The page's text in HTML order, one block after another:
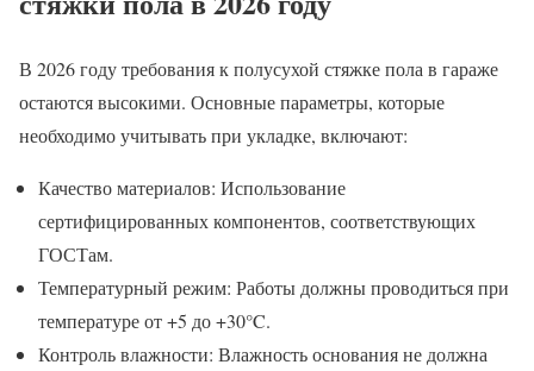
В 2026 году требования к полусухой стяжке пола в гараже
остаются высокими. Основные параметры, которые
необходимо учитывать при укладке, включают:
Качество материалов: Использование
сертифицированных компонентов, соответствующих
ГОСТам.
Температурный режим: Работы должны проводиться при
температуре от +5 до +30°C.
Контроль влажности: Влажность основания не должна